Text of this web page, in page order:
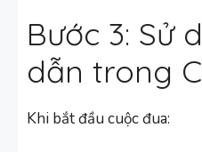
Bước 3: Sử
dẫn trong
Khi bắt đầu cuộc đua: